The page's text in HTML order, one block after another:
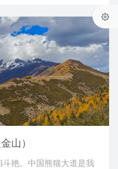
山）
艳。中国熊猫大道是我